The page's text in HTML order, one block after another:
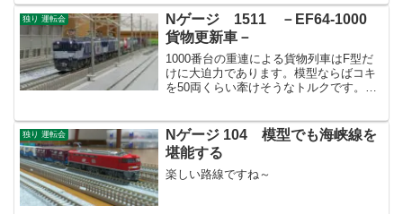
独り 運転会
Nゲージ 1511 －EF64-1000
貨物更新車－
1000番台の重連による貨物列車はF型だ
けに大迫力であります。模型ならばコキ
を50両くらい牽けそうなトルクです。や
独り 運転会
Nゲージ 104 模型でも海峡線を
堪能する
楽しい路線ですね～